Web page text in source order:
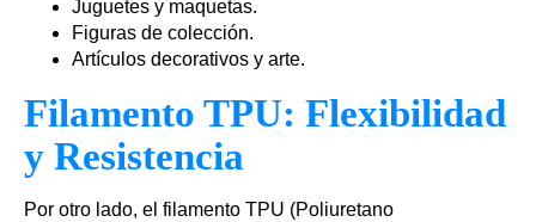
Juguetes y maquetas.
Figuras de colección.
Artículos decorativos y arte.
Filamento TPU: Flexibilidad
y Resistencia
Por otro lado, el filamento TPU (Poliuretano